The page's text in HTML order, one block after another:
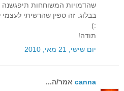
שהדמויות המשוחחות תיפגשנה
:)
תודה!
יום שישי, 21 מאי, 2010
canna אמר/ה...